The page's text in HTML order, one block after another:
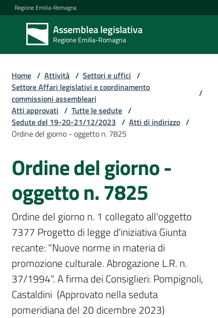
Vai al contenuto
Vai alla navigazione
Vai al footer
Regione Emilia-Romagna
Assemblea legislativa
Regione Emilia-Romagna
Assemblea
legislativa
Regione Emilia-
Assemblea
Per
i
media
Per
i
cittadini
Home / Attività / Settori e uffici /
Settore Affari legislativi e coordinamento
commissioni assembleari
/
Atti approvati / Tutte le sedute /
Sedute del 19-20-21/12/2023 / Atti di indirizzo /
Ordine del giorno - oggetto n. 7825
Ordine del giorno -
oggetto n. 7825
Ordine del giorno n. 1 collegato all'oggetto
7377 Progetto di legge d'iniziativa Giunta
recante: "Nuove norme in materia di
promozione culturale. Abrogazione L.R. n.
37/1994". A firma dei Consiglieri: Pompignoli,
Castaldini  (Approvato nella seduta
pomeridiana del 20 dicembre 2023)